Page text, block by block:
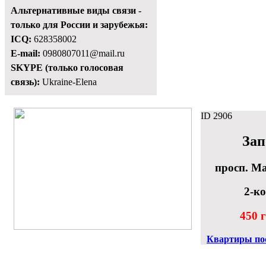
Альтернативные виды связи -
только для России и зарубежья:
ICQ: 628358002
E-mail: 0980807011@mail.ru
SKYPE (только голосовая
связь): Ukraine-Elena
ID 2906
просп.
2-
450
Квартиры